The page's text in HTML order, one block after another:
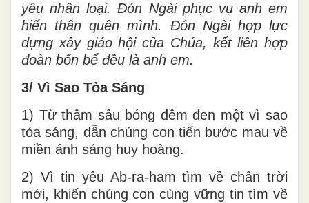
yêu nhân loại. Đón Ngài phục vụ anh em
hiến thân quên mình. Đón Ngài hợp lực
dựng xây giáo hội của Chúa, kết liên hợp
đoàn bốn bể đều là anh em.
3/ Vì Sao Tỏa Sáng
1) Từ thâm sâu bóng đêm đen một vì sao
tỏa sáng, dẫn chúng con tiến bước mau về
miền ánh sáng huy hoàng.
2) Vì tin yêu Ab-ra-ham tìm về chân trời
mới, khiến chúng con cùng vững tin tìm về